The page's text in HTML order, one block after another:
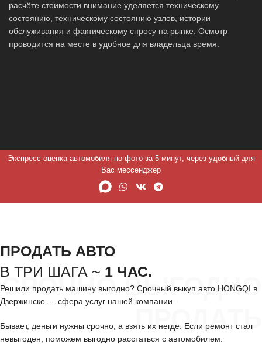
расчёте стоимости внимание уделяется техническому
состоянию, техническому состоянию узлов, истории
обслуживания и фактическому спросу на рынке. Осмотр
проводится на месте в удобное для владельца время.
Экспресс оценка автомобиля по фото за 5 минут, через удобный для
Вас мессенджер
СРОЧНО ВЫГОДНО
ПРОДАТЬ
ПРОДАТЬ АВТО
В ТРИ ШАГА ~ 1 ЧАС.
Решили продать машину выгодно? Срочный выкуп авто HONGQI в
Дзержинске — сфера услуг нашей компании.
Бывает, деньги нужны срочно, а взять их негде. Если ремонт стал
невыгоден, поможем выгодно расстаться с автомобилем.